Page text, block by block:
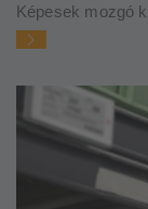
Képesek mozgó